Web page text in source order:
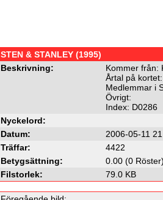
STEN & STANLEY (1995)
Beskrivning:
Kommer från:
Årtal på
Medlemmar i
Övrigt:
Index: D0286
Nyckelord:
Datum:
2006-05-11
Träffar:
4422
Betygsättning:
0.00 (0
Filstorlek:
79.0 KB